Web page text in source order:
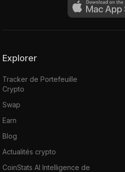
Explorer
Tracker de Portefeuille
Crypto
Swap
Earn
Blog
Actualités crypto
CoinStats AI Intelligence de